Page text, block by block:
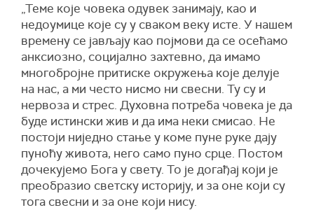
„Теме које човека одувек занимају, као и
недоумице које су у сваком веку исте. У нашем
времену се јављају као појмови да се осећамо
анксиозно, социјално захтевно, да имамо
многобројне притиске окружења које делује
на нас, а ми често нисмо ни свесни. Ту су и
нервоза и стрес. Духовна потреба човека је да
буде истински жив и да има неки смисао. Не
постоји ниједно стање у коме пуне руке дају
пуноћу живота, него само пуно срце. Постом
дочекујемо Бога у свету. То је догађај који је
преобразио светску историју, и за оне који су
тога свесни и за оне који нису.